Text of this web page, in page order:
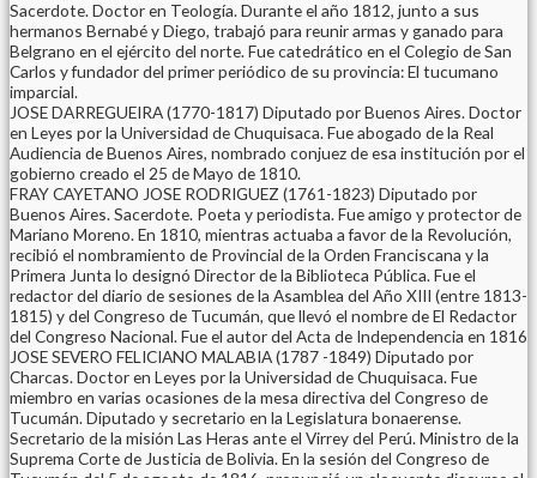
Sacerdote. Doctor en Teología. Durante el año 1812, junto a sus
hermanos Bernabé y Diego, trabajó para reunir armas y ganado para
Belgrano en el ejército del norte. Fue catedrático en el Colegio de San
Carlos y fundador del primer periódico de su provincia: El tucumano
imparcial.
JOSE DARREGUEIRA (1770-1817) Diputado por Buenos Aires. Doctor
en Leyes por la Universidad de Chuquisaca. Fue abogado de la Real
Audiencia de Buenos Aires, nombrado conjuez de esa institución por el
gobierno creado el 25 de Mayo de 1810.
FRAY CAYETANO JOSE RODRIGUEZ (1761-1823) Diputado por
Buenos Aires. Sacerdote. Poeta y periodista. Fue amigo y protector de
Mariano Moreno. En 1810, mientras actuaba a favor de la Revolución,
recibió el nombramiento de Provincial de la Orden Franciscana y la
Primera Junta lo designó Director de la Biblioteca Pública. Fue el
redactor del diario de sesiones de la Asamblea del Año XIII (entre 1813-
1815) y del Congreso de Tucumán, que llevó el nombre de El Redactor
del Congreso Nacional. Fue el autor del Acta de Independencia en 1816
JOSE SEVERO FELICIANO MALABIA (1787 -1849) Diputado por
Charcas. Doctor en Leyes por la Universidad de Chuquisaca. Fue
miembro en varias ocasiones de la mesa directiva del Congreso de
Tucumán. Diputado y secretario en la Legislatura bonaerense.
Secretario de la misión Las Heras ante el Virrey del Perú. Ministro de la
Suprema Corte de Justicia de Bolivia. En la sesión del Congreso de